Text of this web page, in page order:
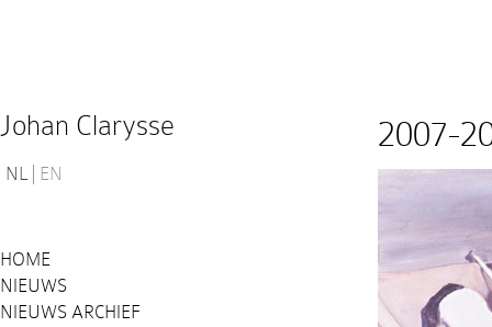
Johan Clarysse
NL EN
HOME
NIEUWS
NIEUWS ARCHIEF
2007-